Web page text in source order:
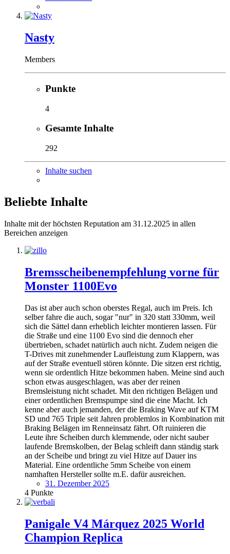
Nasty
Members
Punkte
4
Gesamte Inhalte
292
Inhalte suchen
Beliebte Inhalte
Inhalte mit der höchsten Reputation am 31.12.2025 in allen
Bereichen anzeigen
Bremsscheibenempfehlung vorne für
Monster 1100Evo
Das ist aber auch schon oberstes Regal, auch im Preis. Ich
selber fahre die auch, sogar "nur" in 320 statt 330mm, weil
sich die Sättel dann erheblich leichter montieren lassen. Für
die Straße und eine 1100 Evo sind die dennoch eher
übertrieben, schadet natürlich auch nicht. Zudem neigen die
T-Drives mit zunehmender Laufleistung zum Klappern, was
auf der Straße eventuell stören könnte. Die sitzen erst richtig,
wenn sie ordentlich Hitze bekommen haben. Meine sind auch
schon etwas ausgeschlagen, was aber der reinen
Bremsleistung nicht schadet. Mit den richtigen Belägen und
einer ordentlichen Bremspumpe sind die eine Macht. Ich
kenne aber auch jemanden, der die Braking Wave auf KTM
SD und 765 Triple seit Jahren problemlos in Kombination mit
Braking Belägen im Renneinsatz fährt. Oft ruinieren die
Leute ihre Scheiben durch klemmende, oder nicht sauber
laufende Bremskolben, der Belag schleift dann ständig stark
an der Scheibe und bringt zu viel Hitze auf Dauer ins
Material. Eine ordentliche 5mm Scheibe von einem
namhaften Hersteller sollte m.E. dafür ausreichen.
31. Dezember 2025
4 Punkte
Panigale V4 Márquez 2025 World
Champion Replica